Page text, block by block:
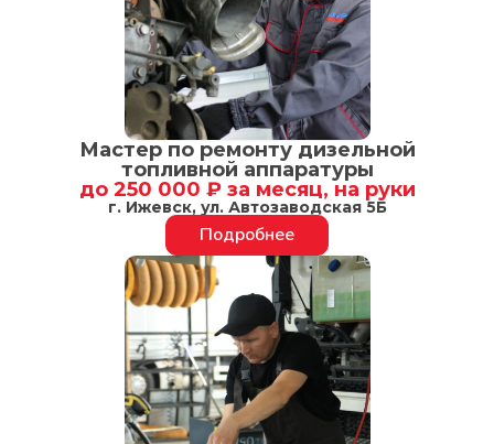
Мастер по ремонту дизельной
топливной аппаратуры
до 250 000 ₽ за месяц, на руки
г. Ижевск, ул. Автозаводская 5Б
Подробнее